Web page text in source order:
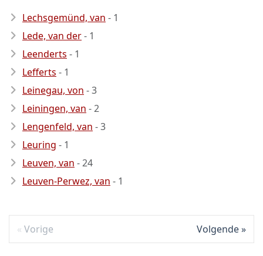
Lechsgemünd, van - 1
Lede, van der- 1
Leenderts - 1
Lefferts - 1
Leinegau, von - 3
Leiningen, van - 2
Lengenfeld, van - 3
Leuring - 1
Leuven, van - 24
Leuven-Perwez, van - 1
Vorige Volgende